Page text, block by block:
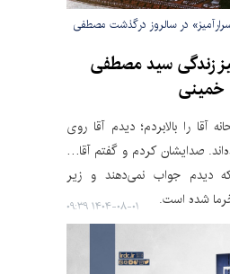
در سالروز درگذشت مصطفی
زندگی سید مصطفی
خمینی
آقا را بالابردم؛ دیدم آقا روی
صدایشان کردم و گفتم آقا…
دیدم جواب نمی‌دهند و زیر
شده است.
۱۴۰۴-۰۸-۰۱ ۰۹:۳۹